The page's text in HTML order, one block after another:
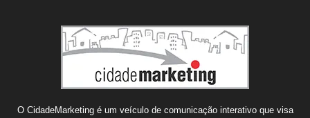
O CidadeMarketing é um veículo de comunicação interativo que visa